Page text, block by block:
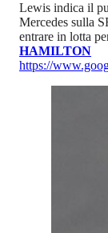
Lewis indica il
Mercedes sulla
entrare in lotta
HAMILTON
https://